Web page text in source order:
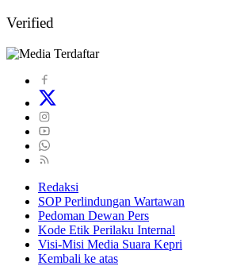
Verified
Redaksi
SOP Perlindungan Wartawan
Pedoman Dewan Pers
Kode Etik Perilaku Internal
Visi-Misi Media Suara Kepri
Kembali ke atas